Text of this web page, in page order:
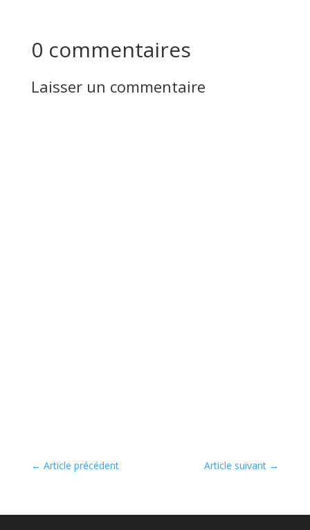
0 commentaires
Laisser un commentaire
← Article précédent Article suivant →